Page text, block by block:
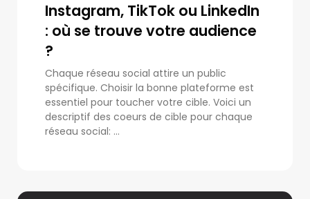
Instagram, TikTok ou LinkedIn
: où se trouve votre audience
?
Chaque réseau social attire un public
spécifique. Choisir la bonne plateforme est
essentiel pour toucher votre cible. Voici un
descriptif des coeurs de cible pour chaque
réseau social: ...